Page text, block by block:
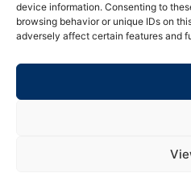
device information. Consenting to
browsing behavior or unique IDs on
adversely affect certain features and